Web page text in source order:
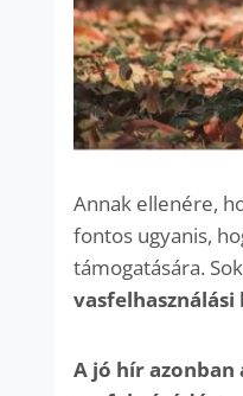
Annak ellenére,
fontos ugyanis,
támogatására.
vasfelhasználási
A jó hír azonban